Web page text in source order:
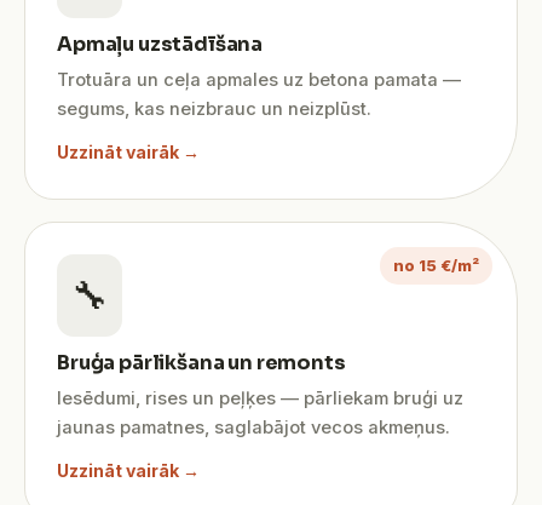
Apmaļu uzstādīšana
Trotuāra un ceļa apmales uz betona pamata —
segums, kas neizbrauc un neizplūst.
Uzzināt vairāk →
no 15 €/m²
🔧
Bruģa pārlikšana un remonts
Iesēdumi, rises un peļķes — pārliekam bruģi uz
jaunas pamatnes, saglabājot vecos akmeņus.
Uzzināt vairāk →